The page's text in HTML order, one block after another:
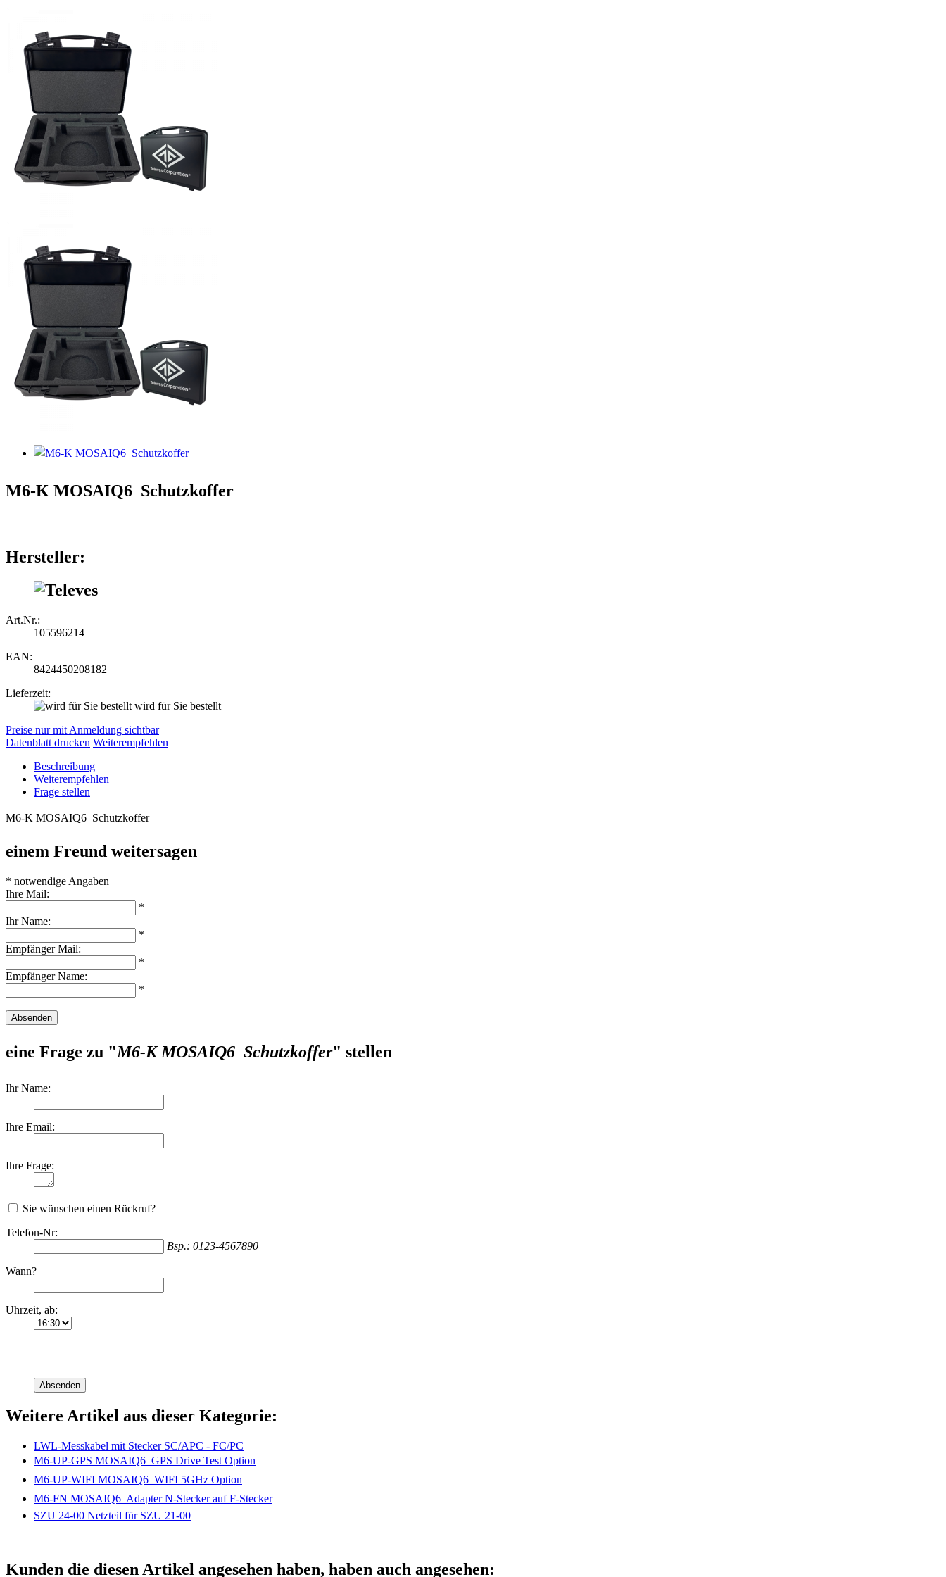
M6-K MOSAIQ6  Schutzkoffer
Hersteller:
Art.Nr.:
105596214
EAN:
8424450208182
Lieferzeit:
wird für Sie bestellt
Preise nur mit Anmeldung sichtbar
Datenblatt drucken Weiterempfehlen
Beschreibung
Weiterempfehlen
Frage stellen
M6-K MOSAIQ6  Schutzkoffer
einem Freund weitersagen
* notwendige Angaben
Ihre Mail:
*
Ihr Name:
*
Empfänger Mail:
*
Empfänger Name:
*
Absenden
eine Frage zu "M6-K MOSAIQ6  Schutzkoffer" stellen
Ihr Name:
Ihre Email:
Ihre Frage:
Sie wünschen einen Rückruf?
Telefon-Nr:
Bsp.: 0123-4567890
Wann?
Uhrzeit, ab:
Absenden
Weitere Artikel aus dieser Kategorie:
LWL-Messkabel mit Stecker SC/APC - FC/PC
M6-UP-GPS MOSAIQ6  GPS Drive Test Option
M6-UP-WIFI MOSAIQ6  WIFI 5GHz Option
M6-FN MOSAIQ6  Adapter N-Stecker auf F-Stecker
SZU 24-00 Netzteil für SZU 21-00
Kunden die diesen Artikel angesehen haben, haben auch angesehen: